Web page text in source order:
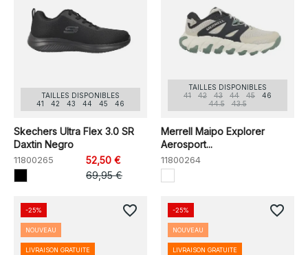
TAILLES DISPONIBLES
41
42 43 44 45 46
Skechers Ultra Flex 3.0 SR
Daxtin Negro
11800265
52,50 €
69,95 €
TAILLES DISPONIBLES
41
42 43 44 45
46
44.5
43.5
Merrell Maipo Explorer
Aerosport...
11800264
-25%
NOUVEAU
LIVRAISON GRATUITE
favorite_border -25%
NOUVEAU
LIVRAISON GRATUITE
favorite_border